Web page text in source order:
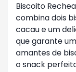
Biscoito
combina dois
cacau e um
que garante
amantes de
o snack